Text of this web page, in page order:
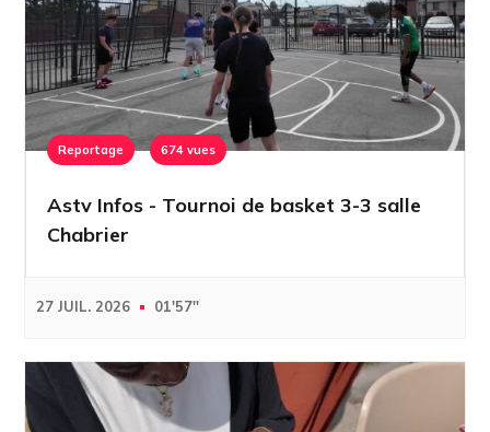
Reportage 674 vues
Astv Infos - Tournoi de basket 3-3 salle
Chabrier
27 JUIL. 2026 01'57''